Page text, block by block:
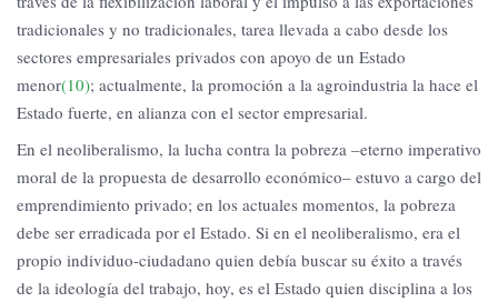
tradicionales y no tradicionales, tarea llevada a cabo desde los
sectores empresariales privados con apoyo de un Estado
menor(10); actualmente, la promoción a la agroindustria la hace el
Estado fuerte, en alianza con el sector empresarial.
En el neoliberalismo, la lucha contra la pobreza –eterno imperativo
moral de la propuesta de desarrollo económico– estuvo a cargo del
emprendimiento privado; en los actuales momentos, la pobreza
debe ser erradicada por el Estado. Si en el neoliberalismo, era el
propio individuo-ciudadano quien debía buscar su éxito a través
de la ideología del trabajo, hoy, es el Estado quien disciplina a los